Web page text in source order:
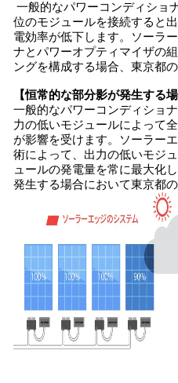
一般的なパワーコンディショ
位のモジュールを接続すると
電効率が低下します。ソーラ
ナとパワーオプティマイザの
ングを構成する場合、東京都
【恒常的な部分影が発生する場
一般的なパワーコンディショ
力の低いモジュールによって
が影響を受けます。ソーラー
術によって、出力の低いモジ
ュールの発電量を常に最大化
発生する場合において東京都